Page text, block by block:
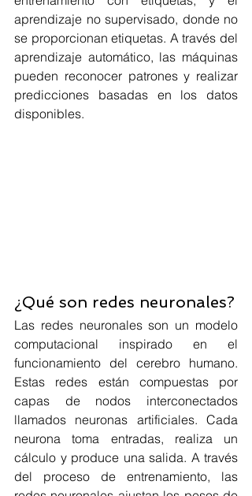
aprendizaje no supervisado, donde no
se proporcionan etiquetas. A través del
aprendizaje automático, las máquinas
pueden reconocer patrones y realizar
predicciones basadas en los datos
disponibles.
¿Qué son redes neuronales?
Las redes neuronales son un modelo
computacional inspirado en el
funcionamiento del cerebro humano.
Estas redes están compuestas por
capas de nodos interconectados
llamados neuronas artificiales. Cada
neurona toma entradas, realiza un
cálculo y produce una salida. A través
del proceso de entrenamiento, las